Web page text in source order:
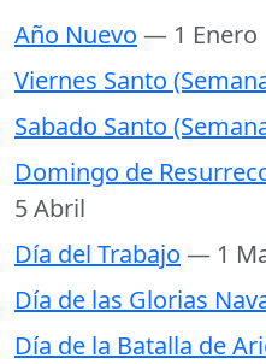
Año Nuevo — 1 Enero
Viernes Santo
Sabado Santo
Domingo de
5 Abril
Día del Trabajo — 1
Día de las Glorias
Día de la Batalla de